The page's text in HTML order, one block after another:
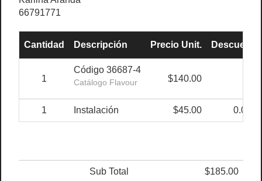
66791771
Cantidad Descripción Precio Unit. Descuento
1
Código 36687-4
Catálogo Flavour $140.00
1 Instalación $45.00 0.00%
Sub Total $185.00